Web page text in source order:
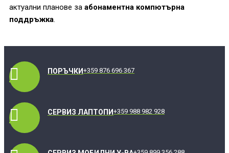
актуални планове за абонаментна компютърна
поддръжка.
ПОРЪЧКИ +359 876 696 367
СЕРВИЗ ЛАПТОПИ +359 988 982 928